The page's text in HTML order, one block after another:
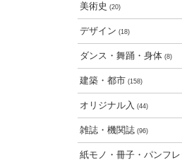
美術史 (20)
デザイン (18)
ダンス・舞踊・身体 (8)
建築・都市 (158)
オリジナル入 (44)
雑誌・機関誌 (96)
紙モノ・冊子・パンフレ